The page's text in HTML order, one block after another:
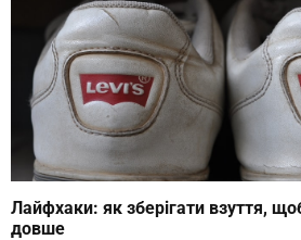
Лайфхаки: як зберігати взуття,
довше